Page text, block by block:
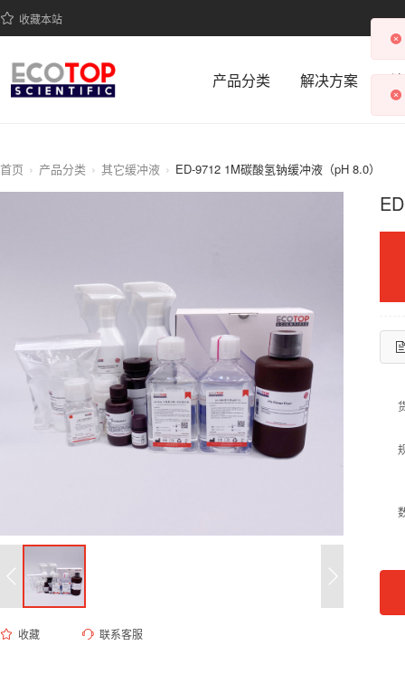
收藏本站
产品分类 解决方案
首页 产品分类 其它缓冲液 ED-9712 1M碳酸氢钠缓冲液（pH 8.0）
收藏 联系客服